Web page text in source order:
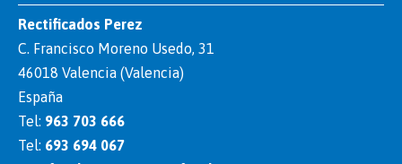
Rectificados Perez
C. Francisco Moreno Usedo, 31
46018 Valencia (Valencia)
España
Tel: 963 703 666
Tel: 693 694 067